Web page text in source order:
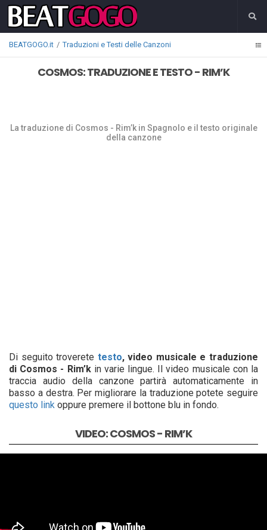
BEATGOGO.it Traduzioni e Testi delle Canzoni
COSMOS: TRADUZIONE E TESTO - RIM’K
La traduzione di Cosmos - Rim’k in Spagnolo e il testo originale
della canzone
Di seguito troverete testo, video musicale e traduzione
di Cosmos - Rim’kin varie lingue. Il video musicale con la
traccia audio della canzone partirà automaticamente in
basso a destra. Per migliorare la traduzione potete seguire
questo link oppure premere il bottone blu in fondo.
VIDEO: COSMOS - RIM’K